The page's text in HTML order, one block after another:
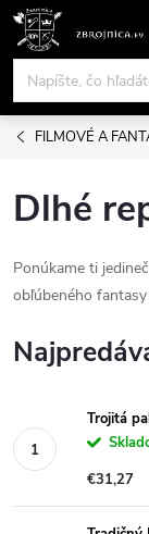
Prejsť
obsah
FILMOVÉ A
Dlhé
Ponúkame ti
obľúbeného
Trojitá
€31,27